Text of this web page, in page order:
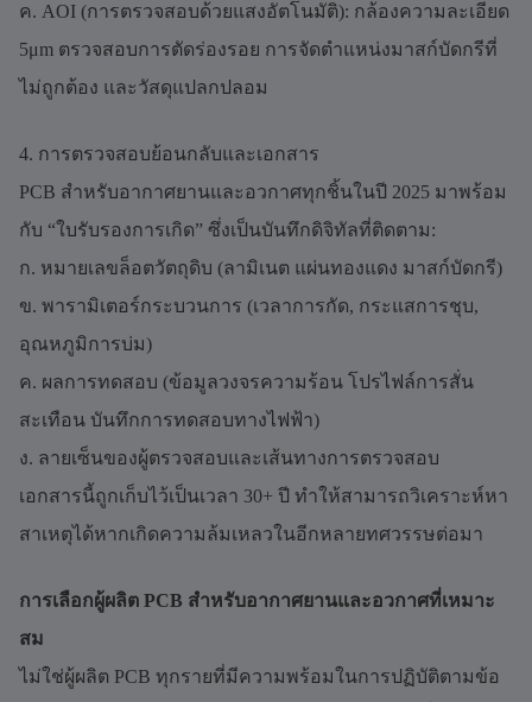
ค. AOI (การตรวจสอบด้วยแสงอัตโนมัติ): กล้องความละเอียด
5μm ตรวจสอบการตัดร่องรอย การจัดตำแหน่งมาสก์บัดกรีที่
ไม่ถูกต้อง และวัสดุแปลกปลอม
4. การตรวจสอบย้อนกลับและเอกสาร
PCB สำหรับอากาศยานและอวกาศทุกชิ้นในปี 2025 มาพร้อม
กับ “ใบรับรองการเกิด” ซึ่งเป็นบันทึกดิจิทัลที่ติดตาม:
ก. หมายเลขล็อตวัตถุดิบ (ลามิเนต แผ่นทองแดง มาสก์บัดกรี)
ข. พารามิเตอร์กระบวนการ (เวลาการกัด, กระแสการชุบ,
อุณหภูมิการบ่ม)
ค. ผลการทดสอบ (ข้อมูลวงจรความร้อน โปรไฟล์การสั่น
สะเทือน บันทึกการทดสอบทางไฟฟ้า)
ง. ลายเซ็นของผู้ตรวจสอบและเส้นทางการตรวจสอบ
เอกสารนี้ถูกเก็บไว้เป็นเวลา 30+ ปี ทำให้สามารถวิเคราะห์หา
สาเหตุได้หากเกิดความล้มเหลวในอีกหลายทศวรรษต่อมา
การเลือกผู้ผลิต PCB สำหรับอากาศยานและอวกาศที่เหมาะ
สม
ไม่ใช่ผู้ผลิต PCB ทุกรายที่มีความพร้อมในการปฏิบัติตามข้อ